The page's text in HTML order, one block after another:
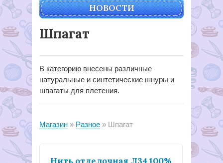
НОВОСТИ
Шпагат
В категорию внесены различные
натуральные и синтетические шнуры и
шпагаты для плетения.
Магазин Разное Шпагат
Нить отделочная Л34 100%